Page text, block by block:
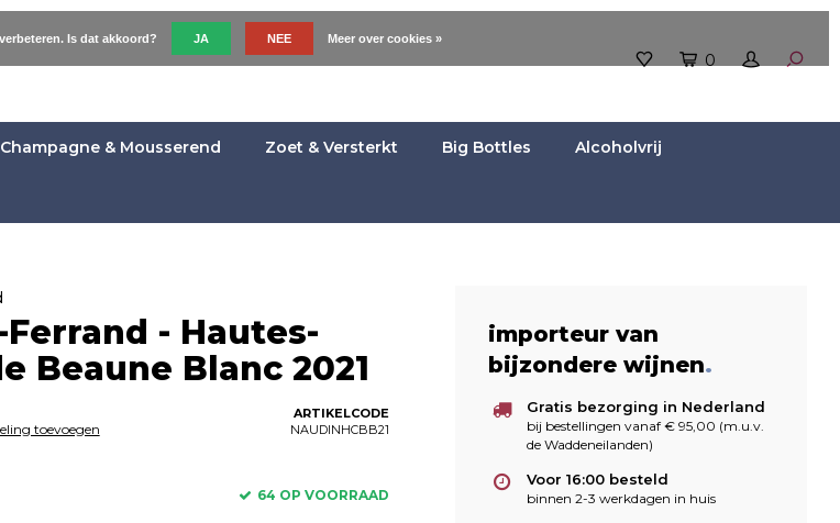
0
Champagne & Mousserend Zoet & Versterkt Big Bottles Alcoholvrij
- Hautes-
Beaune Blanc 2021
toevoegen
ARTIKELCODE
NAUDINHCBB21
64 OP VOORRAAD
importeur van
bijzondere wijnen.
Gratis bezorging in Nederland
bij bestellingen vanaf € 95,00 (m.u.v.
de Waddeneilanden)
Voor 16:00 besteld
binnen 2-3 werkdagen in huis
Is dat akkoord? JA NEE Meer over cookies »